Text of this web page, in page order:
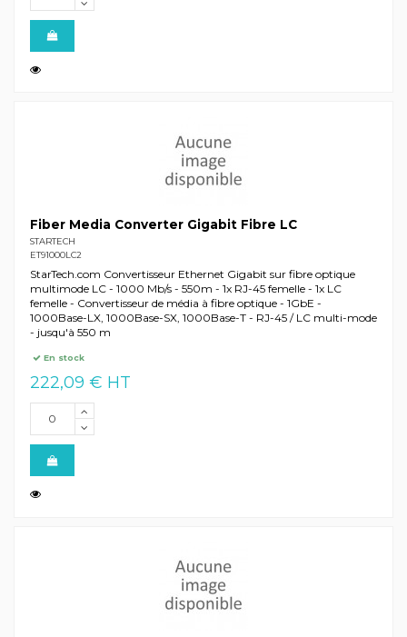
Fiber Media Converter Gigabit Fibre LC
STARTECH
ET91000LC2
StarTech.com Convertisseur Ethernet Gigabit sur fibre optique
multimode LC - 1000 Mb/s - 550m - 1x RJ-45 femelle - 1x LC
femelle - Convertisseur de média à fibre optique - 1GbE -
1000Base-LX, 1000Base-SX, 1000Base-T - RJ-45 / LC multi-mode
- jusqu'à 550 m
En stock
222,09 € HT